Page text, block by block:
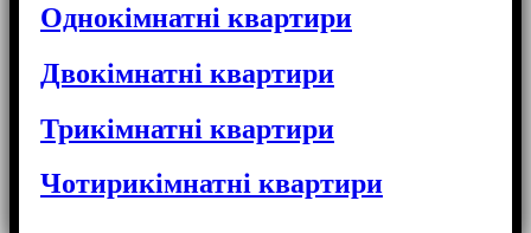
Однокімнатні квартири
Двокімнатні квартири
Трикімнатні квартири
Чотирикімнатні квартири